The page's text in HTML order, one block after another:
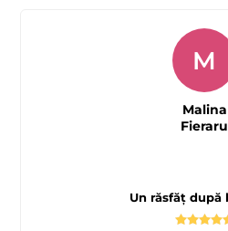
Un răsfăț după
M
Malina
Fieraru